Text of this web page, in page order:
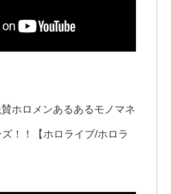
賛ホロメンあるあるモノマネ
！！【ホロライブ/ホロラ